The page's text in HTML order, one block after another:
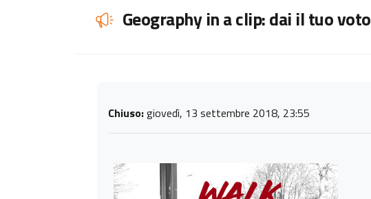
Geography in a clip: dai il tuo voto
Chiuso:giovedì, 13 settembre 2018, 23:55